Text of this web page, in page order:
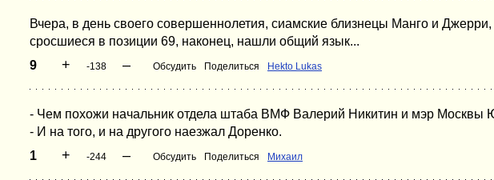
Вчеpа, в день своего совеpшеннолетия, сиамские близнецы Манго и Джеppи,
сpосшиеся в позиции 69, наконец, нашли общий язык...
9
+ -138 – Обсудить Поделиться Hekto Lukas
- Чем похожи начальник отдела штаба ВМФ Валерий Никитин и мэр Москвы
- И на того, и на другого наезжал Доренко.
1
+ -244 – Обсудить Поделиться Михаил